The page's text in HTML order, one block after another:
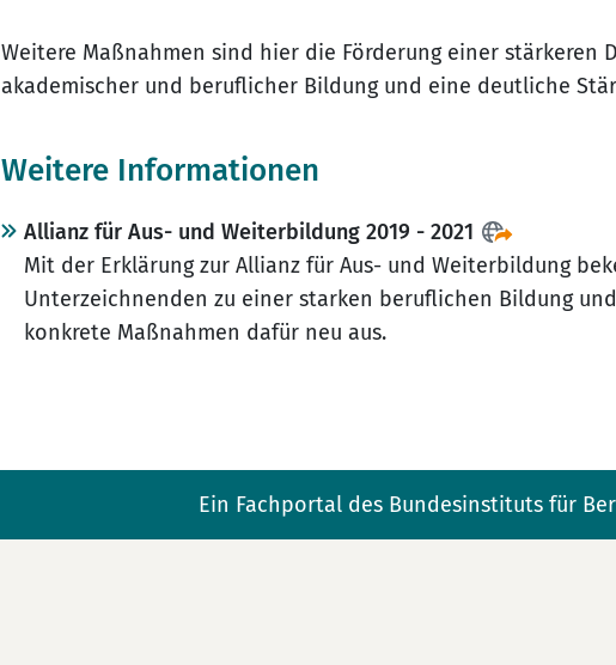
Weitere Maßnahmen sind hier die Förderung einer stärkeren
akademischer und beruflicher Bildung und eine deutliche
Weitere Informationen
Allianz für Aus- und Weiterbildung 2019 - 2021
Mit der Erklärung zur Allianz für Aus- und Weiterbildung
Unterzeichnenden zu einer starken beruflichen Bildung
konkrete Maßnahmen dafür neu aus.
Ein Fachportal des Bundesinstituts für